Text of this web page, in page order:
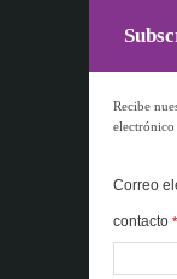
Recibe
electrónico
Correo
contacto *